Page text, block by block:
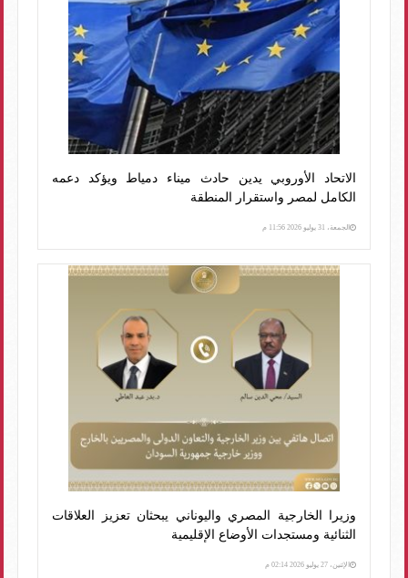
الاتحاد الأوروبي يدين حادث ميناء دمياط ويؤكد دعمه
الكامل لمصر واستقرار المنطقة
الجمعة، 31 يوليو 2026 11:56 م
وزيرا الخارجية المصري واليوناني يبحثان تعزيز العلاقات
الثنائية ومستجدات الأوضاع الإقليمية
الإثنين، 27 يوليو 2026 02:14 م